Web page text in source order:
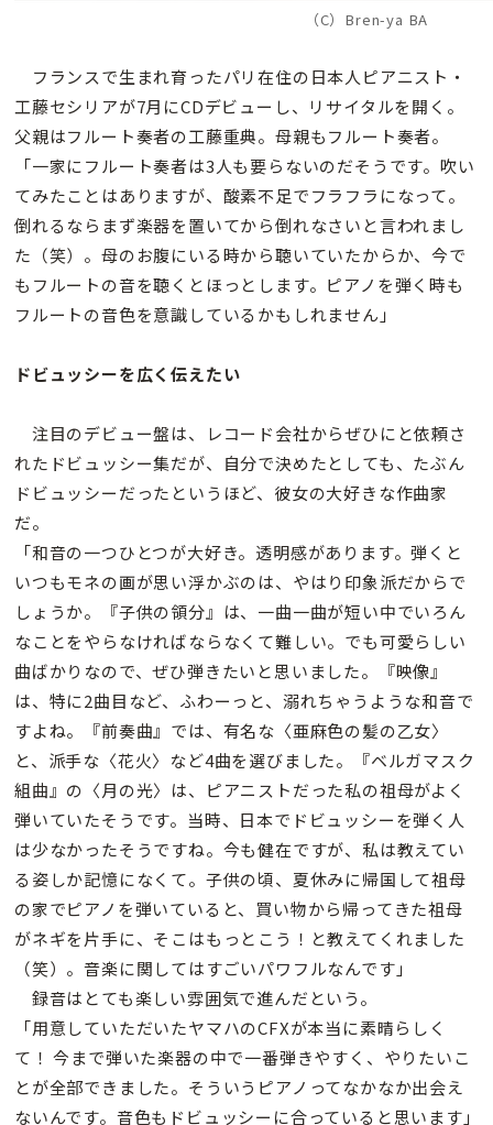
（C）Bren-ya BA
フランスで生まれ育ったパリ在住の日本人ピアニスト・
工藤セシリアが7月にCDデビューし、リサイタルを開く。
父親はフルート奏者の工藤重典。母親もフルート奏者。
「一家にフルート奏者は3人も要らないのだそうです。吹い
てみたことはありますが、酸素不足でフラフラになって。
倒れるならまず楽器を置いてから倒れなさいと言われまし
た（笑）。母のお腹にいる時から聴いていたからか、今で
もフルートの音を聴くとほっとします。ピアノを弾く時も
フルートの音色を意識しているかもしれません｣
ドビュッシーを広く伝えたい
注目のデビュー盤は、レコード会社からぜひにと依頼さ
れたドビュッシー集だが、自分で決めたとしても、たぶん
ドビュッシーだったというほど、彼女の大好きな作曲家
だ。
「和音の一つひとつが大好き。透明感があります。弾くと
いつもモネの画が思い浮かぶのは、やはり印象派だからで
しょうか。『子供の領分』は、一曲一曲が短い中でいろん
なことをやらなければならなくて難しい。でも可愛らしい
曲ばかりなので、ぜひ弾きたいと思いました。『映像』
は、特に2曲目など、ふわーっと、溺れちゃうような和音で
すよね。『前奏曲』では、有名な〈亜麻色の髪の乙女〉
と、派手な〈花火〉など4曲を選びました。『ベルガマスク
組曲』の〈月の光〉は、ピアニストだった私の祖母がよく
弾いていたそうです。当時、日本でドビュッシーを弾く人
は少なかったそうですね。今も健在ですが、私は教えてい
る姿しか記憶になくて。子供の頃、夏休みに帰国して祖母
の家でピアノを弾いていると、買い物から帰ってきた祖母
がネギを片手に、そこはもっとこう！と教えてくれました
（笑）。音楽に関してはすごいパワフルなんです｣
録音はとても楽しい雰囲気で進んだという。
「用意していただいたヤマハのCFXが本当に素晴らしく
て！ 今まで弾いた楽器の中で一番弾きやすく、やりたいこ
とが全部できました。そういうピアノってなかなか出会え
ないんです。音色もドビュッシーに合っていると思います｣